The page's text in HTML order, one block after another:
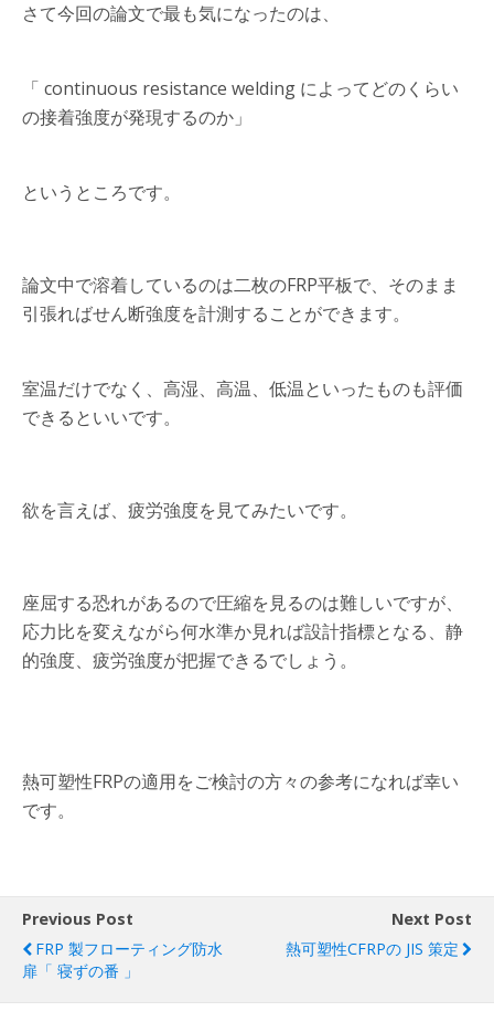
さて今回の論文で最も気になったのは、
「 continuous resistance welding によってどのくらい
の接着強度が発現するのか」
というところです。
論文中で溶着しているのは二枚のFRP平板で、そのまま
引張ればせん断強度を計測することができます。
室温だけでなく、高湿、高温、低温といったものも評価
できるといいです。
欲を言えば、疲労強度を見てみたいです。
座屈する恐れがあるので圧縮を見るのは難しいですが、
応力比を変えながら何水準か見れば設計指標となる、静
的強度、疲労強度が把握できるでしょう。
熱可塑性FRPの適用をご検討の方々の参考になれば幸い
です。
Previous Post
FRP 製フローティング防水
扉「 寝ずの番 」
Next Post
熱可塑性CFRPの JIS 策定